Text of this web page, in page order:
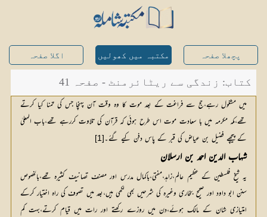
پچھلا صفحہ مکتبہ میں کھولیں اگلا صفحہ
کتاب: زندگی سے ریٹائرمنٹ - صفحہ 41
میں مشغول رہے،حج سے فراغت کے بعد موت کا وہ وقت آن پہنچا جس کی تمنا کیا کرتے
تھے،مکہ مکرمہ میں با سعادت موت اس طرح ہوئی کہ قرآن کی تلاوت کررہے تھے،باب المعلیٰ
کے پیچھے فضیل بن عیاض کی قبر کے پاس دفن کیے گئے۔[1]
شہاب الدین احمد بن ارسلان
یہ شیخ فلسطین کے عظیم عالم،زاہد،مفتی،باکمال مدرس اور مصنف تصانیف کثیرہ تھے،بالخصوص
سنن ابو داود اور صحیح بخاری وغیرہ کی شرحیں بھی لکھی ہیں،بعد میں تصوف کی راہ اختیار کرکے
امتیازی شان کے مالک ہوئے،دن میں روزے رکھتے اور رات میں قیام کرتے،بہت کم